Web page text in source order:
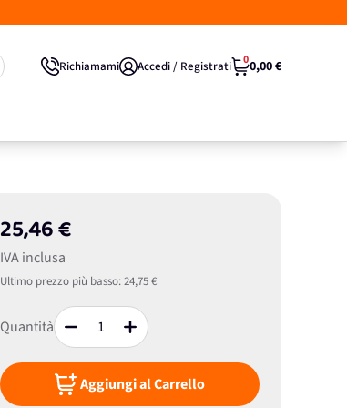
Richiamami Accedi / Registrati 00,00 €
25,46 €
IVA inclusa
Ultimo prezzo più basso:24,75 €
Quantità
Aggiungi al Carrello